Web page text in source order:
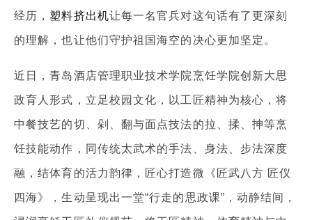
经历， 塑料挤出机让每一名官兵对这句话有了更深刻
的理解，也让他们守护祖国海空的决心更加坚定。
近日，青岛酒店管理职业技术学院烹饪学院创新大思
政育人形式，立足校园文化，以工匠精神为核心，将
中餐技艺的切、剁、翻与面点技法的拉、揉、抻等烹
饪技能动作，同传统太武术的手法、身法、步法深度
融，结体育的活力韵律，匠心打造微《匠武八方 匠仪
四海》，生动呈现出一堂“行走的思政课”，动静结间，